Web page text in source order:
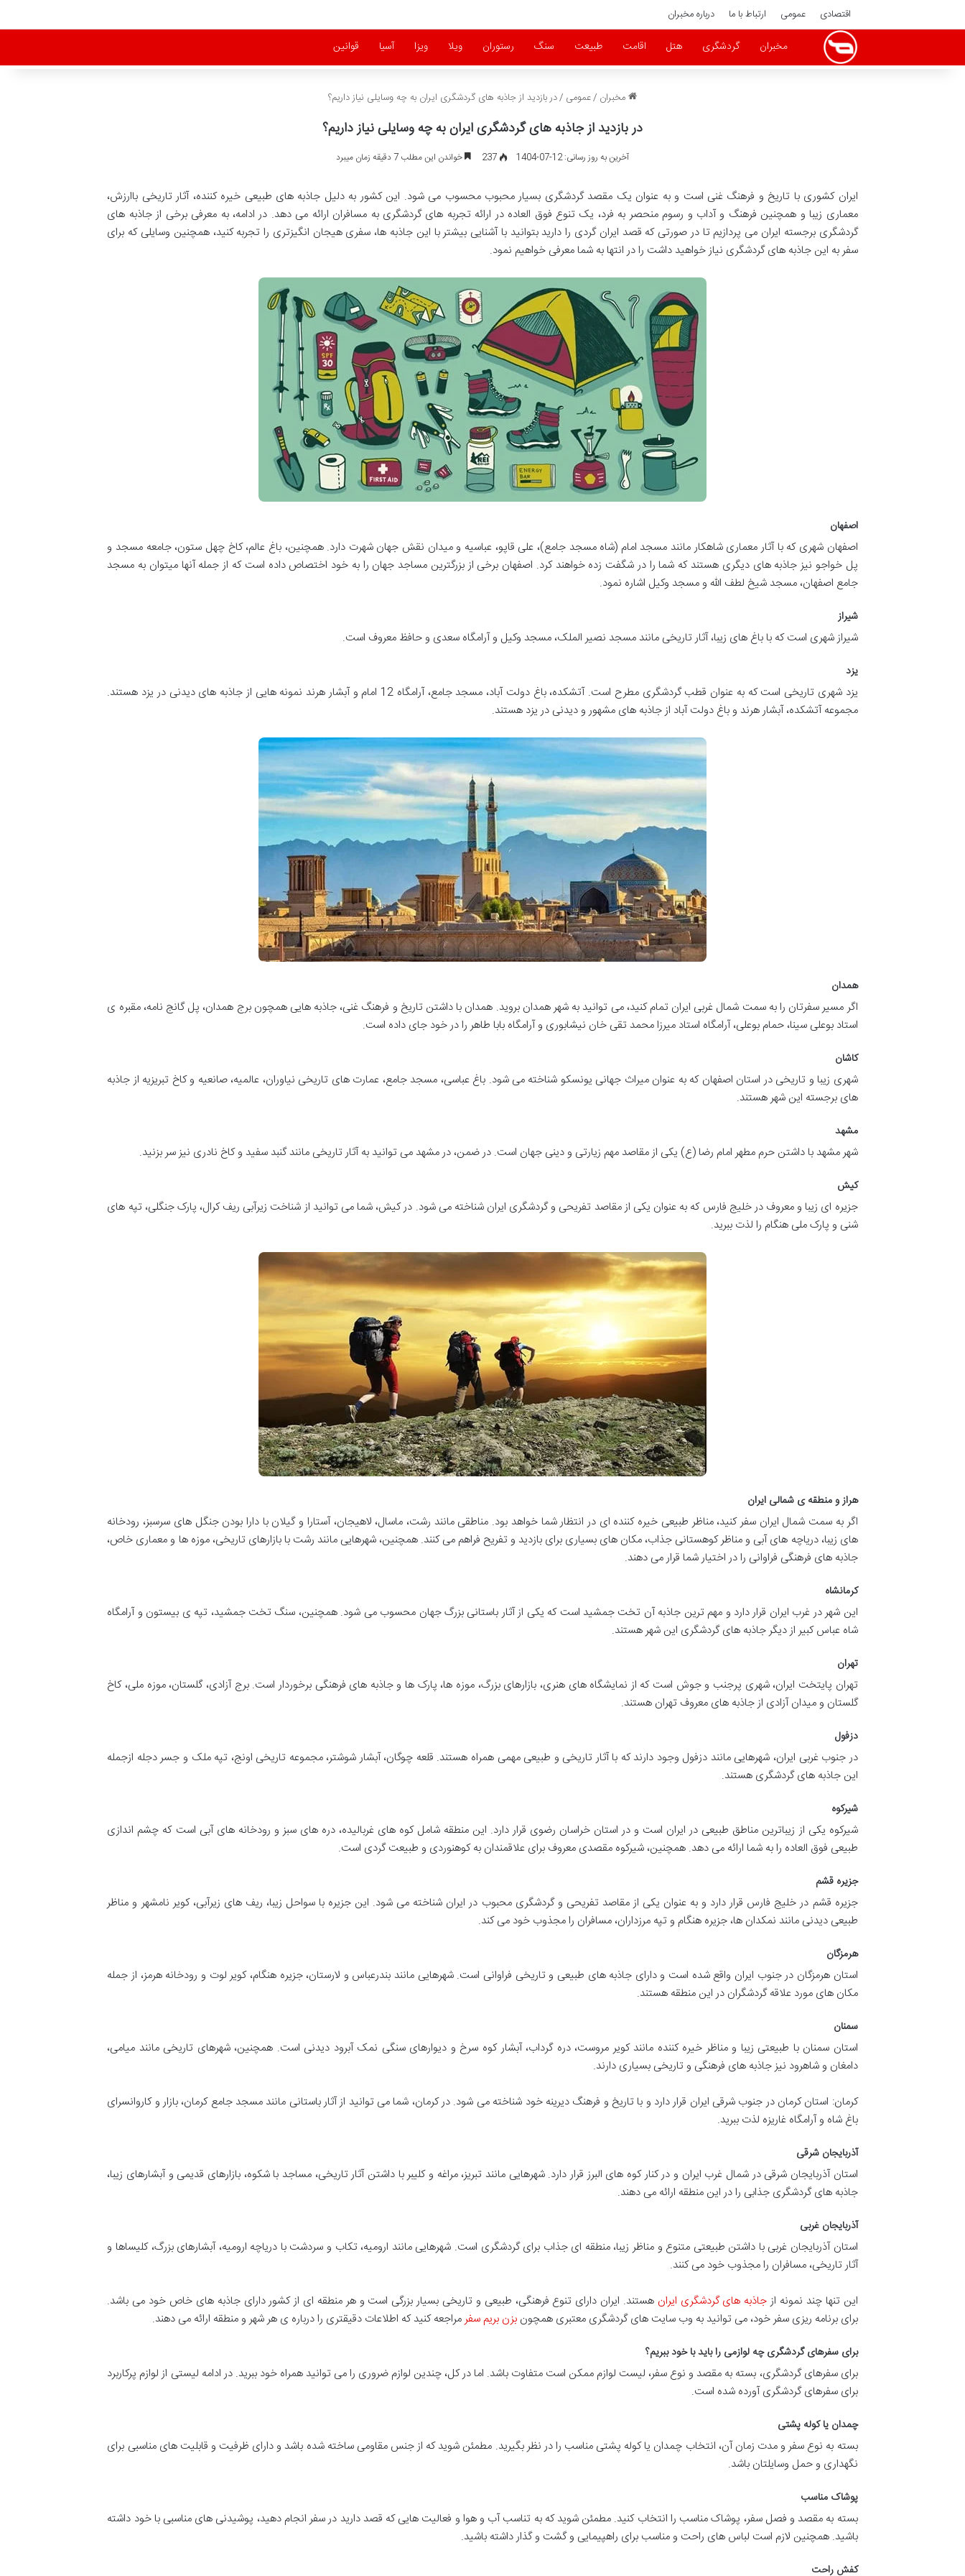
اقتصادی عمومی ارتباط با ما درباره مخبران
مخبران گردشگری هتل اقامت طبیعت سنگ رستوران ویلا ویزا آسیا قوانین
مخبران /عمومی /در بازدید از جاذبه های گردشگری ایران به چه وسایلی نیاز داریم؟
در بازدید از جاذبه های گردشگری ایران به چه وسایلی نیاز داریم؟
آخرین به روز رسانی: 12-07-1404 237 خواندن این مطلب 7 دقیقه زمان میبرد
ایران کشوری با تاریخ و فرهنگ غنی است و به عنوان یک مقصد گردشگری بسیار محبوب محسوب می شود. این کشور به دلیل جاذبه های طبیعی خیره کننده، آثار تاریخی باارزش،
معماری زیبا و همچنین فرهنگ و آداب و رسوم منحصر به فرد، یک تنوع فوق العاده در ارائه تجربه های گردشگری به مسافران ارائه می دهد. در ادامه، به معرفی برخی از جاذبه های
گردشگری برجسته ایران می پردازیم تا در صورتی که قصد ایران گردی را دارید بتوانید با آشنایی بیشتر با این جاذبه ها، سفری هیجان انگیزتری را تجربه کنید، همچنین وسایلی که برای
سفر به این جاذبه های گردشگری نیاز خواهید داشت را در انتها به شما معرفی خواهیم نمود.
اصفهان
اصفهان شهری که با آثار معماری شاهکار مانند مسجد امام (شاه مسجد جامع)، علی قاپو، عباسیه و میدان نقش جهان شهرت دارد. همچنین، باغ عالم، کاخ چهل ستون، جامعه مسجد و
پل خواجو نیز جاذبه های دیگری هستند که شما را در شگفت زده خواهند کرد. اصفهان برخی از بزرگترین مساجد جهان را به خود اختصاص داده است که از جمله آنها میتوان به مسجد
جامع اصفهان، مسجد شیخ لطف الله و مسجد وکیل اشاره نمود.
شیراز
شیراز شهری است که با باغ های زیبا، آثار تاریخی مانند مسجد نصیر الملک، مسجد وکیل و آرامگاه سعدی و حافظ معروف است.
یزد
یزد شهری تاریخی است که به عنوان قطب گردشگری مطرح است. آتشکده، باغ دولت آباد، مسجد جامع، آرامگاه 12 امام و آبشار هرند نمونه هایی از جاذبه های دیدنی در یزد هستند.
مجموعه آتشکده، آبشار هرند و باغ دولت آباد از جاذبه های مشهور و دیدنی در یزد هستند.
همدان
اگر مسیر سفرتان را به سمت شمال غربی ایران تمام کنید، می توانید به شهر همدان بروید. همدان با داشتن تاریخ و فرهنگ غنی، جاذبه هایی همچون برج همدان، پل گانج نامه، مقبره ی
استاد بوعلی سینا، حمام بوعلی، آرامگاه استاد میرزا محمد تقی خان نیشابوری و آرامگاه بابا طاهر را در خود جای داده است.
کاشان
شهری زیبا و تاریخی در استان اصفهان که به عنوان میراث جهانی یونسکو شناخته می شود. باغ عباسی، مسجد جامع، عمارت های تاریخی نیاوران، عالمیه، صانعیه و کاخ تبریزیه از جاذبه
های برجسته این شهر هستند.
مشهد
شهر مشهد با داشتن حرم مطهر امام رضا (ع) یکی از مقاصد مهم زیارتی و دینی جهان است. در ضمن، در مشهد می توانید به آثار تاریخی مانند گنبد سفید و کاخ نادری نیز سر بزنید.
کیش
جزیره ای زیبا و معروف در خلیج فارس که به عنوان یکی از مقاصد تفریحی و گردشگری ایران شناخته می شود. در کیش، شما می توانید از شناخت زیرآبی ریف کرال، پارک جنگلی، تپه های
شنی و پارک ملی هنگام را لذت ببرید.
هراز و منطقه ی شمالی ایران
اگر به سمت شمال ایران سفر کنید، مناظر طبیعی خیره کننده ای در انتظار شما خواهد بود. مناطقی مانند رشت، ماسال، لاهیجان، آستارا و گیلان با دارا بودن جنگل های سرسبز، رودخانه
های زیبا، دریاچه های آبی و مناظر کوهستانی جذاب، مکان های بسیاری برای بازدید و تفریح فراهم می کنند. همچنین، شهرهایی مانند رشت با بازارهای تاریخی، موزه ها و معماری خاص،
جاذبه های فرهنگی فراوانی را در اختیار شما قرار می دهند.
کرمانشاه
این شهر در غرب ایران قرار دارد و مهم ترین جاذبه آن تخت جمشید است که یکی از آثار باستانی بزرگ جهان محسوب می شود. همچنین، سنگ تخت جمشید، تپه ی بیستون و آرامگاه
شاه عباس کبیر از دیگر جاذبه های گردشگری این شهر هستند.
تهران
تهران پایتخت ایران، شهری پرجنب و جوش است که از نمایشگاه های هنری، بازارهای بزرگ، موزه ها، پارک ها و جاذبه های فرهنگی برخوردار است. برج آزادی، گلستان، موزه ملی، کاخ
گلستان و میدان آزادی از جاذبه های معروف تهران هستند.
دزفول
در جنوب غربی ایران، شهرهایی مانند دزفول وجود دارند که با آثار تاریخی و طبیعی مهمی همراه هستند. قلعه چوگان، آبشار شوشتر، مجموعه تاریخی اونج، تپه ملک و جسر دجله ازجمله
این جاذبه های گردشگری هستند.
شیرکوه
شیرکوه یکی از زیباترین مناطق طبیعی در ایران است و در استان خراسان رضوی قرار دارد. این منطقه شامل کوه های غربالیده، دره های سبز و رودخانه های آبی است که چشم اندازی
طبیعی فوق العاده را به شما ارائه می دهد. همچنین، شیرکوه مقصدی معروف برای علاقمندان به کوهنوردی و طبیعت گردی است.
جزیره قشم
جزیره قشم در خلیج فارس قرار دارد و به عنوان یکی از مقاصد تفریحی و گردشگری محبوب در ایران شناخته می شود. این جزیره با سواحل زیبا، ریف های زیرآبی، کویر نامشهر و مناظر
طبیعی دیدنی مانند نمکدان ها، جزیره هنگام و تپه مرزداران، مسافران را مجذوب خود می کند.
هرمزگان
استان هرمزگان در جنوب ایران واقع شده است و دارای جاذبه های طبیعی و تاریخی فراوانی است. شهرهایی مانند بندرعباس و لارستان، جزیره هنگام، کویر لوت و رودخانه هرمز، از جمله
مکان های مورد علاقه گردشگران در این منطقه هستند.
سمنان
استان سمنان با طبیعتی زیبا و مناظر خیره کننده مانند کویر مروست، دره گرداب، آبشار کوه سرخ و دیوارهای سنگی نمک آبرود دیدنی است. همچنین، شهرهای تاریخی مانند میامی،
دامغان و شاهرود نیز جاذبه های فرهنگی و تاریخی بسیاری دارند.
کرمان: استان کرمان در جنوب شرقی ایران قرار دارد و با تاریخ و فرهنگ دیرینه خود شناخته می شود. در کرمان، شما می توانید از آثار باستانی مانند مسجد جامع کرمان، بازار و کاروانسرای
باغ شاه و آرامگاه غاریزه لذت ببرید.
آذربایجان شرقی
استان آذربایجان شرقی در شمال غرب ایران و در کنار کوه های البرز قرار دارد. شهرهایی مانند تبریز، مراغه و کلیبر با داشتن آثار تاریخی، مساجد با شکوه، بازارهای قدیمی و آبشارهای زیبا،
جاذبه های گردشگری جذابی را در این منطقه ارائه می دهند.
آذربایجان غربی
استان آذربایجان غربی با داشتن طبیعتی متنوع و مناظر زیبا، منطقه ای جذاب برای گردشگری است. شهرهایی مانند ارومیه، تکاب و سردشت با دریاچه ارومیه، آبشارهای بزرگ، کلیساها و
آثار تاریخی، مسافران را مجذوب خود می کنند.
این تنها چند نمونه ازجاذبه های گردشگری ایران هستند. ایران دارای تنوع فرهنگی، طبیعی و تاریخی بسیار بزرگی است و هر منطقه ای از کشور دارای جاذبه های خاص خود می باشد.
برای برنامه ریزی سفر خود، می توانید به وب سایت های گردشگری معتبری همچونبزن بریم سفرمراجعه کنید که اطلاعات دقیقتری را درباره ی هر شهر و منطقه ارائه می دهند.
برای سفرهای گردشگری چه لوازمی را باید با خود ببریم؟
برای سفرهای گردشگری، بسته به مقصد و نوع سفر، لیست لوازم ممکن است متفاوت باشد. اما در کل، چندین لوازم ضروری را می توانید همراه خود ببرید. در ادامه لیستی از لوازم پرکاربرد
برای سفرهای گردشگری آورده شده است.
چمدان یا کوله پشتی
بسته به نوع سفر و مدت زمان آن، انتخاب چمدان یا کوله پشتی مناسب را در نظر بگیرید. مطمئن شوید که از جنس مقاومی ساخته شده باشد و دارای ظرفیت و قابلیت های مناسبی برای
نگهداری و حمل وسایلتان باشد.
پوشاک مناسب
بسته به مقصد و فصل سفر، پوشاک مناسب را انتخاب کنید. مطمئن شوید که به تناسب آب و هوا و فعالیت هایی که قصد دارید در سفر انجام دهید، پوشیدنی های مناسبی با خود داشته
باشید. همچنین لازم است لباس های راحت و مناسب برای راهپیمایی و گشت و گذار داشته باشید.
کفش راحت